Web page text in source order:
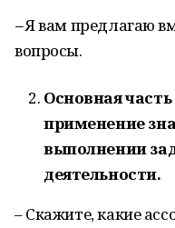
–Я вам предлагаю
вопросы.
Основная
применение
выполнении
деятельности.
– Скажите, какие